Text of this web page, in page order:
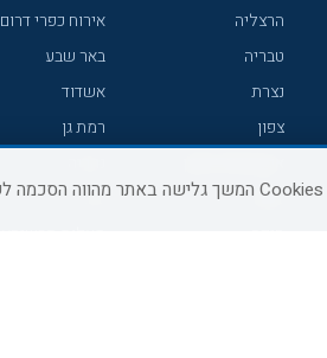
הרצליה
טבריה
נצרת
צפון
נתניה
אירוח כפרי דרום
באר שבע
אשדוד
רמת גן
עכו